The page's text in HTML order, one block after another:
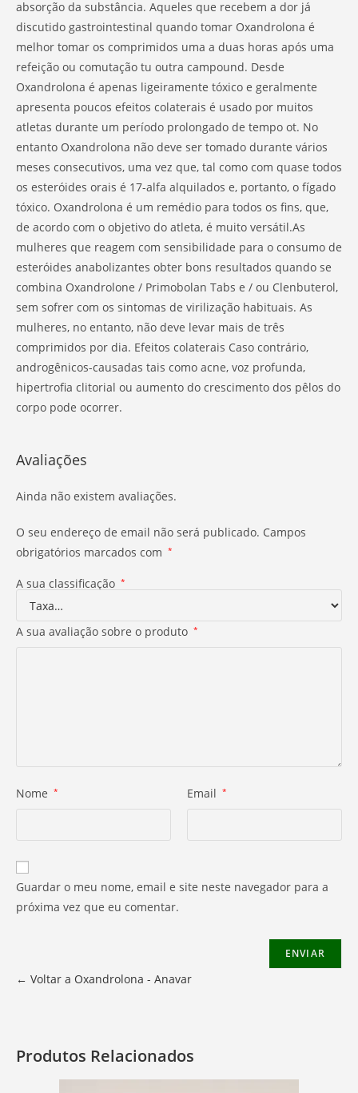
absorção da substância. Aqueles que recebem a dor já
discutido gastrointestinal quando tomar Oxandrolona é
melhor tomar os comprimidos uma a duas horas após uma
refeição ou comutação tu outra campound. Desde
Oxandrolona é apenas ligeiramente tóxico e geralmente
apresenta poucos efeitos colaterais é usado por muitos
atletas durante um período prolongado de tempo ot. No
entanto Oxandrolona não deve ser tomado durante vários
meses consecutivos, uma vez que, tal como com quase todos
os esteróides orais é 17-alfa alquilados e, portanto, o fígado
tóxico. Oxandrolona é um remédio para todos os fins, que,
de acordo com o objetivo do atleta, é muito versátil.As
mulheres que reagem com sensibilidade para o consumo de
esteróides anabolizantes obter bons resultados quando se
combina Oxandrolone / Primobolan Tabs e / ou Clenbuterol,
sem sofrer com os sintomas de virilização habituais. As
mulheres, no entanto, não deve levar mais de três
comprimidos por dia. Efeitos colaterais Caso contrário,
androgênicos-causadas tais como acne, voz profunda,
hipertrofia clitorial ou aumento do crescimento dos pêlos do
corpo pode ocorrer.
Avaliações
Ainda não existem avaliações.
O seu endereço de email não será publicado. Campos
obrigatórios marcados com *
A sua classificação *
A sua avaliação sobre o produto *
Nome * Email *
Guardar o meu nome, email e site neste navegador para a
próxima vez que eu comentar.
← Voltar a Oxandrolona - Anavar
Produtos Relacionados